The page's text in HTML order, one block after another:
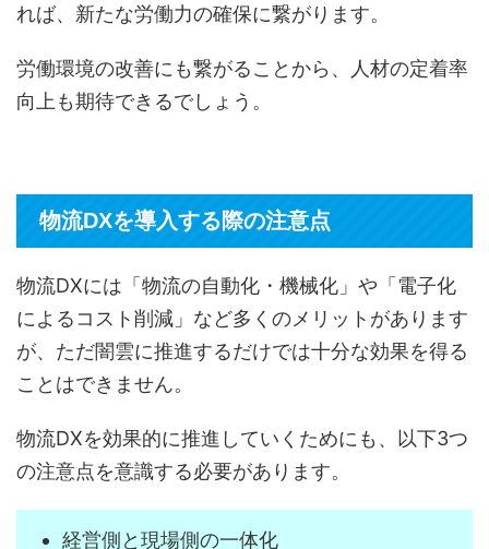
れば、新たな労働力の確保に繋がります。
労働環境の改善にも繋がることから、人材の定着率
向上も期待できるでしょう。
物流DXを導入する際の注意点
物流DXには「物流の自動化・機械化」や「電子化
によるコスト削減」など多くのメリットがあります
が、ただ闇雲に推進するだけでは十分な効果を得る
ことはできません。
物流DXを効果的に推進していくためにも、以下3つ
の注意点を意識する必要があります。
経営側と現場側の一体化